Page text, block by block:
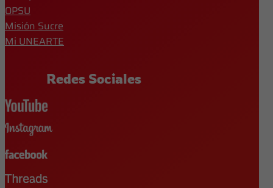
OPSU
Misión Sucre
Mi UNEARTE
Redes Sociales